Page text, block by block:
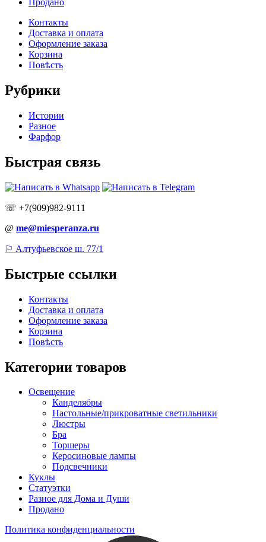
Продано
Контакты
Доставка и оплата
Оформление заказа
Корзина
Повѣсть
Рубрики
Истории
Разное
Фарфор
Быстрая связь
☏ +7(909)982-9111
@ me@miesperanza.ru
⚐ Алтуфьевское ш. 77/1
Быстрые ссылки
Контакты
Доставка и оплата
Оформление заказа
Корзина
Повѣсть
Категории товаров
Освещение
Канделябры
Настольные/прикроватные светильники
Люстры
Бра
Торшеры
Керосиновые лампы
Подсвечники
Куклы
Статуэтки
Разное для Дома и Души
Продано
Политика конфиденциальности